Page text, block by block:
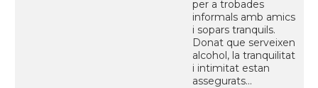
per a trobades
informals amb amics
i sopars tranquils.
Donat que serveixen
alcohol, la tranquilitat
i intimitat estan
assegurats...